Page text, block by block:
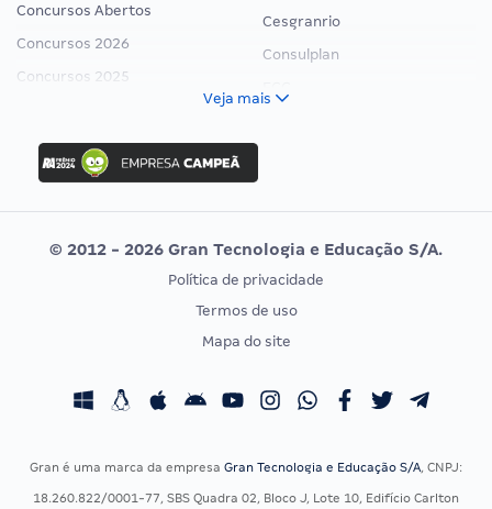
Concursos Abertos
Concursos 2026
Concursos 2025
Concurso Ibama
Concurso MPU
Editais publicados
Cesgranrio
Consulplan
Vunesp
CONCURSOS POR PROFISSÃO
Concursos Fiscais
EXAME DE ORDEM
Calendário OAB
Veja mais
© 2012 - 2026 Gran Tecnologia e Educação S/A.
Política de privacidade
Termos de uso
Mapa do site
Gran é uma marca da empresa Gran Tecnologia e Educação S/A, CNPJ:
18.260.822/0001-77, SBS Quadra 02, Bloco J, Lote 10, Edifício Carlton